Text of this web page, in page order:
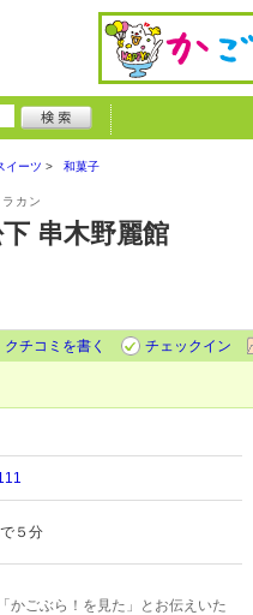
イーツ 和菓子
カン
串木野麗館
クチコミを書く
チェックイン
５分
かごぶら！を見た」とお伝えいた